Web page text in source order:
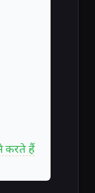
करते हैं